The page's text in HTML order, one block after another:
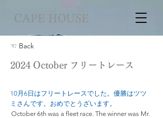
CAPE HOUSE
☜ Back
2024 October フリートレース
10月6日はフリートレースでした。優勝はツツ
ミさんです。おめでとうざいます。
October 6th was a fleet race. The winner was Mr.